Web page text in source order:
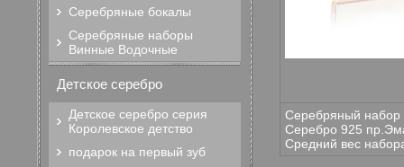
Серебряный набор
Серебро 925
Средний вес
Серебряные бокалы
Серебряные наборы
Винные Водочные
Детское серебро
Детское серебро серия
Королевское детство
подарок на первый зуб